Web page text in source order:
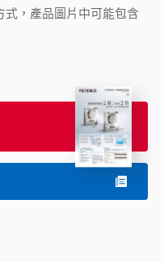
，產品圖片中可能包含